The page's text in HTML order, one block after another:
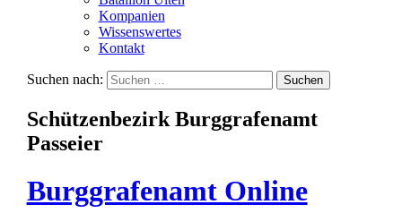
Kompanien
Wissenswertes
Kontakt
Suchen nach:
Schützenbezirk Burggrafenamt
Passeier
Burggrafenamt Online